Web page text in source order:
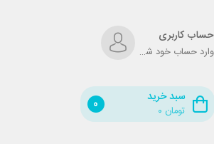
حساب کاربری
لطفا وارد حساب خود شوید!
سبد خرید
۰ تومان 0